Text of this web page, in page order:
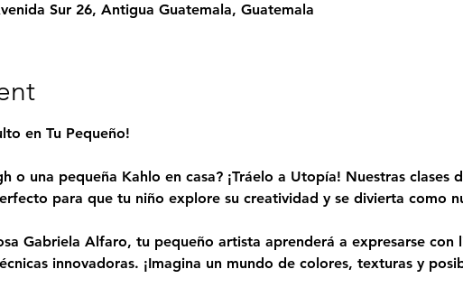
Sur 26, Antigua Guatemala, Guatemala
en Tu Pequeño!
o una pequeña Kahlo en casa? ¡Tráelo a Utopía! Nuestras clases
para que tu niño explore su creatividad y se divierta como
Gabriela Alfaro, tu pequeño artista aprenderá a expresarse con
innovadoras. ¡Imagina un mundo de colores, texturas y